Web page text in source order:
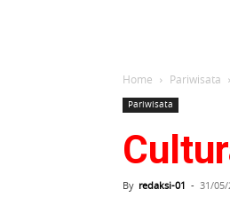
Home Pariwisata
Pariwisata
By redaksi-01 - 31/05/